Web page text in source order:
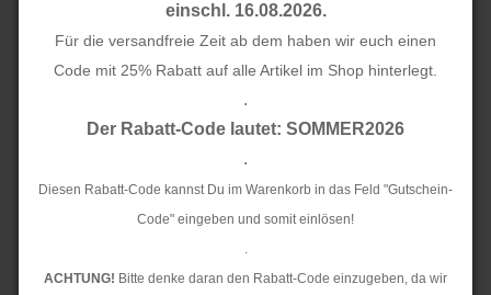
einschl. 16.08.2026.
Für die versandfreie Zeit ab dem haben wir euch einen
Code mit 25% Rabatt auf alle Artikel im Shop hinterlegt.
.
Der Rabatt-Code lautet: SOMMER2026
.
Diesen Rabatt-Code kannst Du im Warenkorb in das Feld "Gutschein-
Code" eingeben und somit einlösen!
.
ACHTUNG! Bitte denke daran den Rabatt-Code einzugeben, da wir